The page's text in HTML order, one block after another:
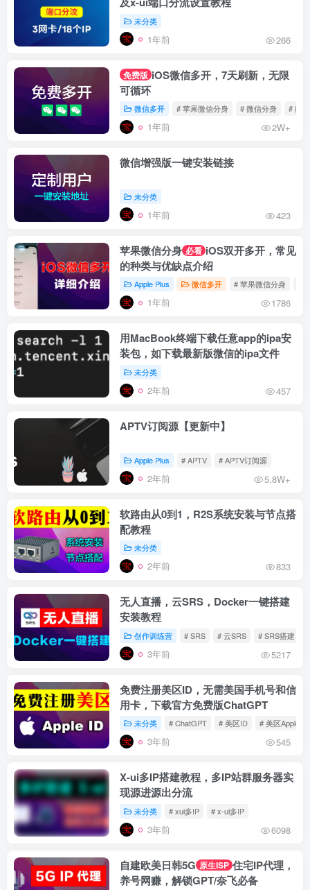
未分类
1年前 266
免费版 iOS微信多开，7天刷新，无限
可循环
微信多开 # 苹果微信分身 # 微信分身 # 微
1年前 2W+
微信增强版一键安装链接
未分类
1年前 423
苹果微信分身 必看 iOS双开多开，常见
的种类与优缺点介绍
Apple Plus 微信多开 # 苹果微信分身
1年前 1786
用MacBook终端下载任意app的ipa安
装包，如下载最新版微信的ipa文件
未分类
2年前 457
APTV订阅源【更新中】
Apple Plus # APTV # APTV订阅源
2年前 5.8W+
软路由从0到1，R2S系统安装与节点搭
配教程
未分类
2年前 833
无人直播，云SRS，Docker一键搭建
安装教程
创作训练营 # SRS # 云SRS # SRS搭建
3年前 5217
免费注册美区ID，无需美国手机号和信
用卡，下载官方免费版ChatGPT
未分类 # ChatGPT # 美区ID # 美区Apple ID
3年前 545
X-ui多IP搭建教程，多IP站群服务器实
现源进源出分流
未分类 # xui多IP # x-ui多IP
3年前 6098
自建欧美日韩5G 原生ISP 住宅IP代理，
养号网赚，解锁GPT/奈飞必备